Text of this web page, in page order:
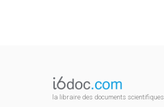
la libraire des documents scientifiques